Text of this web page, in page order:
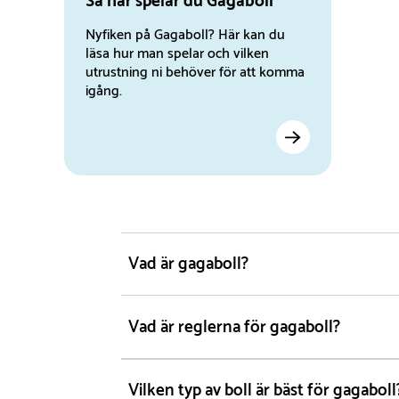
Nyfiken på Gagaboll? Här kan du
läsa hur man spelar och vilken
utrustning ni behöver för att komma
igång.
Vad är gagaboll?
Vad är reglerna för gagaboll?
Vilken typ av boll är bäst för